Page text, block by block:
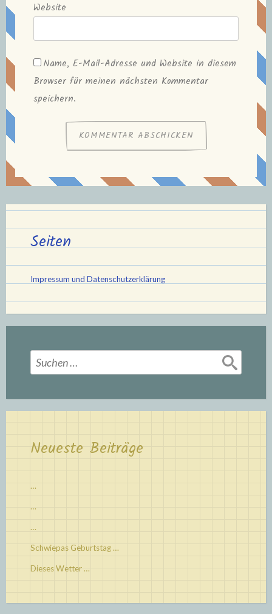
Website
Name, E-Mail-Adresse und Website in diesem
Browser für meinen nächsten Kommentar
speichern.
Seiten
Impressum und Datenschutzerklärung
Suchen
nach:
Neueste Beiträge
…
…
…
Schwiepas Geburtstag …
Dieses Wetter …